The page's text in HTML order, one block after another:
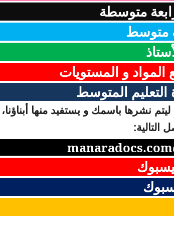
متوسطة
متوسط
المواد و المستويات
المتوسط
نشرها باسمك و يستفيد منها
التالية: